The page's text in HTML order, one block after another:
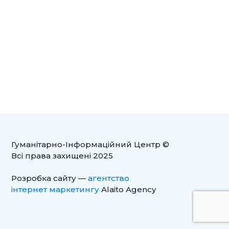
Гуманітарно-Інформаційний Центр ©
Всі права захищені 2025
Розробка сайту — агентство
інтернет маркетингуAlaito Agency